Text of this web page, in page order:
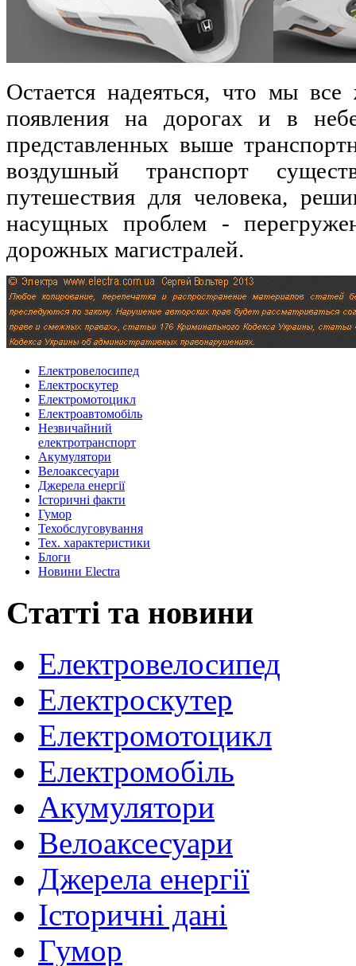
Остается надеяться, что мы
появления на дорогах и в
представленных выше
воздушный транспорт
путешествия для человека,
насущных проблем -
дорожных магистралей.
Eлектровелосипед
Eлектроскутер
Електромотоцикл
Електроавтомобіль
Незвичайний
електротранспорт
Акумулятори
Велоаксеcуари
Джерела енергії
Історичні факти
Гумор
Техобслуговування
Тех. характеристики
Блоги
Новини Electra
Статті та новини
Електровелосипед
Електроскутер
Електромотоцикл
Електромобіль
Акумулятори
Велоаксесуари
Джерела енергії
Історичні дані
Гумор